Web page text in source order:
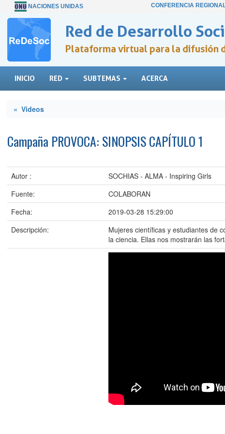
NACIONES UNIDAS CONFERENCIA
Red de Desarrollo
Plataforma virtual para la difusión
INICIO RED SUBTEMAS ACERCA
« Videos
Campaña PROVOCA: SINOPSIS CAPÍTULO 1
Autor :
SOCHIAS - ALMA - Inspiring Girls
Fuente:
COLABORAN
Fecha:
2019-03-28 15:29:00
Descripción:
Mujeres científicas y estudiantes de
la ciencia. Ellas nos mostrarán las